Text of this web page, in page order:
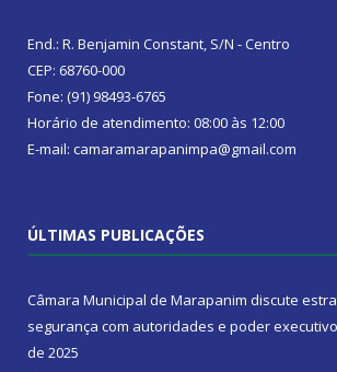
End.: R. Benjamin Constant, S/N - Centro
CEP: 68760-000
Fone: (91) 98493-6765
Horário de atendimento: 08:00 às 12:00
E-mail: camaramarapanimpa@gmail.com
ÚLTIMAS PUBLICAÇÕES
Câmara Municipal de Marapanim discute
segurança com autoridades e poder executivo
de 2025